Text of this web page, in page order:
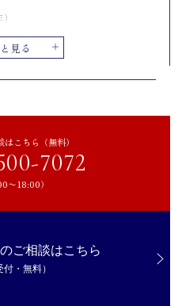
見る
ある
ポイント
こちら（無料）
7072
〜18:00）
ご相談はこちら
付・無料）